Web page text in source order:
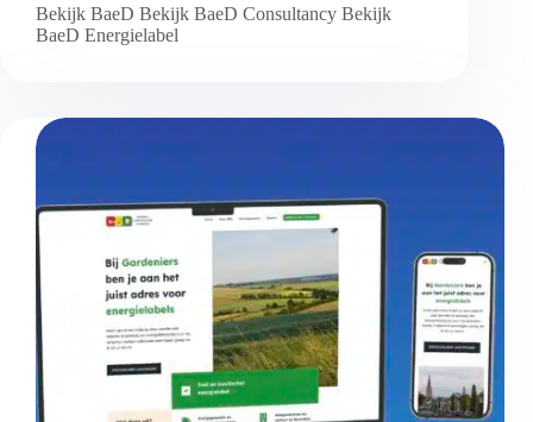
Bekijk BaeD Bekijk BaeD Consultancy Bekijk
BaeD Energielabel